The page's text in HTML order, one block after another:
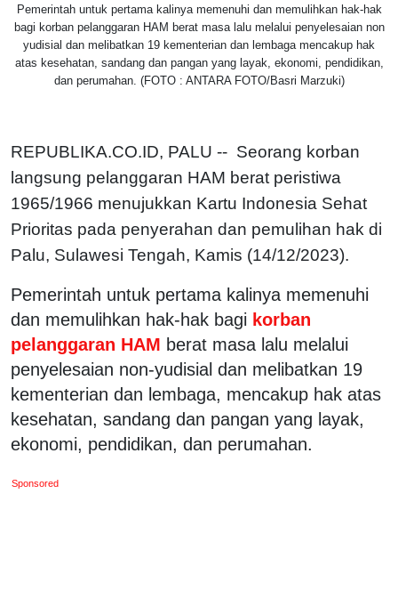
Pemerintah untuk pertama kalinya memenuhi dan memulihkan hak-hak
bagi korban pelanggaran HAM berat masa lalu melalui penyelesaian non
yudisial dan melibatkan 19 kementerian dan lembaga mencakup hak
atas kesehatan, sandang dan pangan yang layak, ekonomi, pendidikan,
dan perumahan. (FOTO : ANTARA FOTO/Basri Marzuki)
REPUBLIKA.CO.ID, PALU -- Seorang korban
langsung pelanggaran HAM berat peristiwa
1965/1966 menujukkan Kartu Indonesia Sehat
Prioritas pada penyerahan dan pemulihan hak di
Palu, Sulawesi Tengah, Kamis (14/12/2023).
Pemerintah untuk pertama kalinya memenuhi
dan memulihkan hak-hak bagi korban
pelanggaran HAM berat masa lalu melalui
penyelesaian non-yudisial dan melibatkan 19
kementerian dan lembaga, mencakup hak atas
kesehatan, sandang dan pangan yang layak,
ekonomi, pendidikan, dan perumahan.
Sponsored